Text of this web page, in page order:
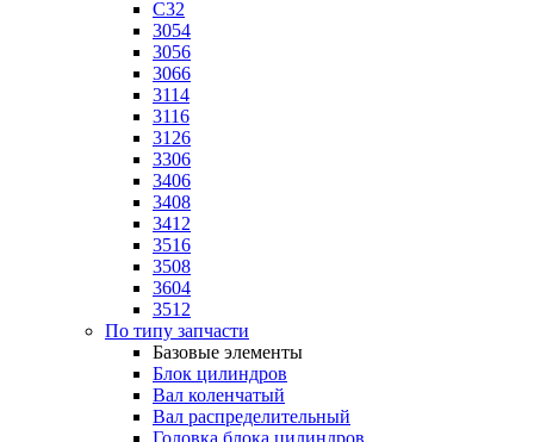
C32
3054
3056
3066
3114
3116
3126
3306
3406
3408
3412
3516
3508
3604
3512
По типу запчасти
Базовые элементы
Блок цилиндров
Вал коленчатый
Вал распределительный
Головка блока цилиндров